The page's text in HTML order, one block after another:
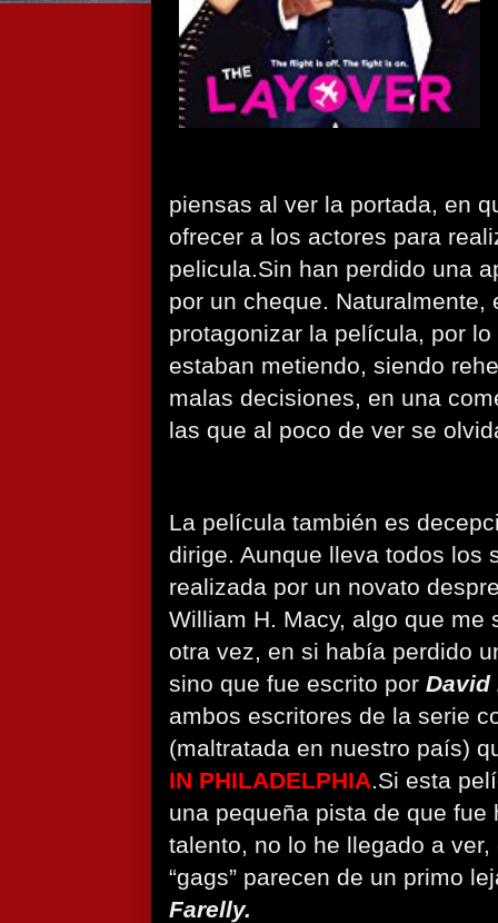
piensas al ver la portada, en
ofrecer a los actores para
pelicula.Sin han perdido una
por un cheque. Naturalmente,
protagonizar la película, por
estaban metiendo, siendo
malas decisiones, en una
las que al poco de ver se
La película también es
dirige. Aunque lleva todos los
realizada por un novato
William H. Macy, algo que me
otra vez, en si había perdido
sino que fue escrito por David
ambos escritores de la serie
(maltratada en nuestro país)
IN PHILADELPHIA.Si esta
una pequeña pista de que fue
talento, no lo he llegado a
“gags” parecen de un primo
Farelly.